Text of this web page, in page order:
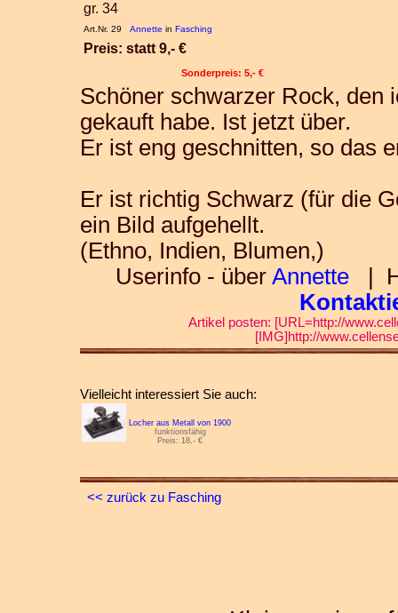
gr. 34
Art.Nr. 29 Annette in Fasching
Preis: statt 9,- €
Sonderpreis: 5,- €
Schöner schwarzer Rock, den
gekauft habe. Ist jetzt über.
Er ist eng geschnitten, so das
Er ist richtig Schwarz (für die
ein Bild aufgehellt.
(Ethno, Indien, Blumen,)
Userinfo - über Annette|
Artikel posten: [URL=http://
[IMG]http://
Vielleicht interessiert Sie auch:
Locher aus Metall von 1900
funktionsfähig
Preis: 18,- €
<< zurück zu Fasching